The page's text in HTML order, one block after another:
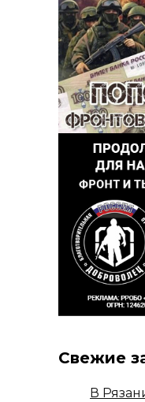
Свежие
В